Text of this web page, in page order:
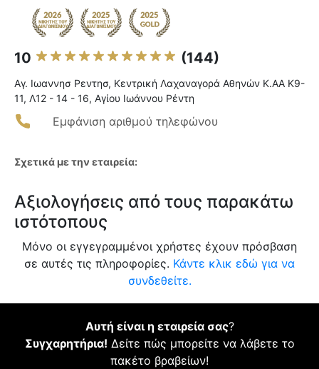
10 (144)
Αγ. Ιωαννησ Ρεντησ, Κεντρική Λαχαναγορά Αθηνών Κ.ΑΑ Κ9-
11, Λ12 - 14 - 16, Αγίου Ιωάννου Ρέντη
Εμφάνιση αριθμού τηλεφώνου
Σχετικά με την εταιρεία:
Αξιολογήσεις από τους παρακάτω
ιστότοπους
Μόνο οι εγγεγραμμένοι χρήστες έχουν πρόσβαση
σε αυτές τις πληροφορίες. Κάντε κλικ εδώ για να
συνδεθείτε.
Αυτή είναι η εταιρεία σας?
Συγχαρητήρια! Δείτε πώς μπορείτε να λάβετε το
πακέτο βραβείων!